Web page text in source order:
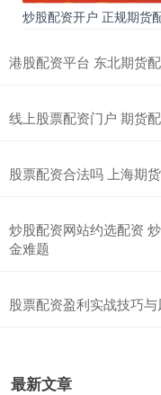
炒股配资开户 正规期货
港股配资平台 东北期货
线上股票配资门户 期货
股票配资合法吗 上海期
炒股配资网站约选配资
金难题
股票配资盈利实战技巧
最新文章